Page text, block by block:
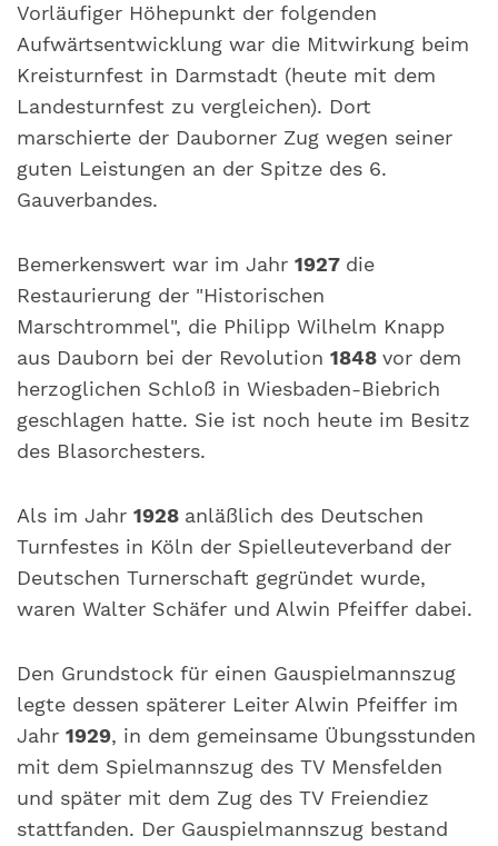
Vorläufiger Höhepunkt der folgenden
Aufwärtsentwicklung war die Mitwirkung beim
Kreisturnfest in Darmstadt (heute mit dem
Landesturnfest zu vergleichen). Dort
marschierte der Dauborner Zug wegen seiner
guten Leistungen an der Spitze des 6.
Gauverbandes.
Bemerkenswert war im Jahr 1927 die
Restaurierung der "Historischen
Marschtrommel", die Philipp Wilhelm Knapp
aus Dauborn bei der Revolution 1848 vor dem
herzoglichen Schloß in Wiesbaden-Biebrich
geschlagen hatte. Sie ist noch heute im Besitz
des Blasorchesters.
Als im Jahr 1928 anläßlich des Deutschen
Turnfestes in Köln der Spielleuteverband der
Deutschen Turnerschaft gegründet wurde,
waren Walter Schäfer und Alwin Pfeiffer dabei.
Den Grundstock für einen Gauspielmannszug
legte dessen späterer Leiter Alwin Pfeiffer im
Jahr 1929, in dem gemeinsame Übungsstunden
mit dem Spielmannszug des TV Mensfelden
und später mit dem Zug des TV Freiendiez
stattfanden. Der Gauspielmannszug bestand